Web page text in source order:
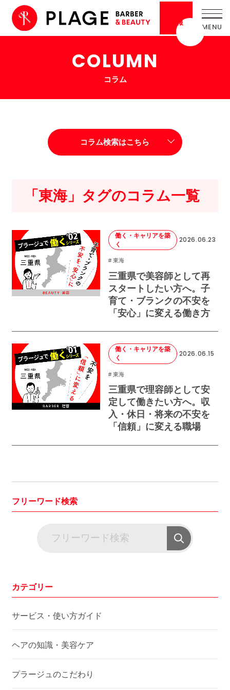
情報
COLUMN
コラム
コラム検索はこちら
「東海」タグのコラム一覧
働く・キャリアを築
く
2026.06.23
# 東海
三重県で美容師として再
スタートしたい方へ。子
育て・ブランクの不安を
「安心」に変える働き方
働く・キャリアを築
く
2026.06.15
# 東海
三重県で理容師として安
定して働きたい方へ。収
入・休日・将来の不安を
「信頼」に変える職場
フリーワード検索
カテゴリー
サービス・使い方ガイド
ヘアの知識・美容ケア
プラージュのこだわり